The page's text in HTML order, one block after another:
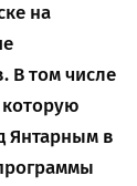
на
В том числе
Янтарным в